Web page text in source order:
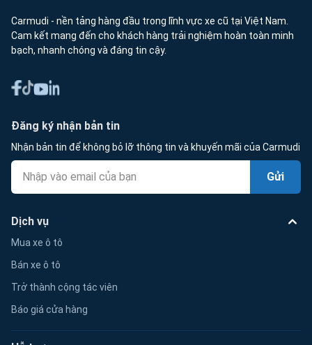
Carmudi - nền tảng hàng đầu trong lĩnh vực xe cũ tại Việt Nam.
Cam kết mang đến cho khách hàng trải nghiệm hoàn toàn minh
bạch, nhanh chóng và đáng tin cậy.
Đăng ký nhận bản tin
Nhận bản tin để không bỏ lỡ thông tin và khuyến mãi của Carmudi
Gửi
Dịch vụ
Mua xe ô tô
Bán xe ô tô
Trở thành cộng tác viên
Báo giá cửa hàng